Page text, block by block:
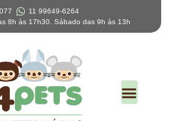
11 99649-6264
8h às 17h30. Sábado das 9h às 13h